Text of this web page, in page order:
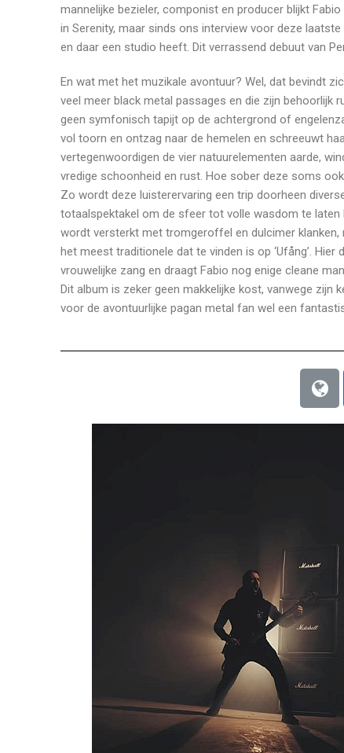
mannelijke bezieler, componist en producer blijkt
in Serenity, maar sinds ons interview voor deze
en daar een studio heeft. Dit verrassend debuut van
En wat met het muzikale avontuur? Wel, dat bevindt
veel meer black metal passages en die zijn behoorlijk
geen symfonisch tapijt op de achtergrond of
vol toorn en ontzag naar de hemelen en schreeuwt
vertegenwoordigen de vier natuurelementen aarde,
vredige schoonheid en rust. Hoe sober deze soms
Zo wordt deze luisterervaring een trip doorheen
totaalspektakel om de sfeer tot volle wasdom te laten
wordt versterkt met tromgeroffel en dulcimer klanken,
het meest traditionele dat te vinden is op ‘Ufång’.
vrouwelijke zang en draagt Fabio nog enige cleane
Dit album is zeker geen makkelijke kost, vanwege
voor de avontuurlijke pagan metal fan wel een